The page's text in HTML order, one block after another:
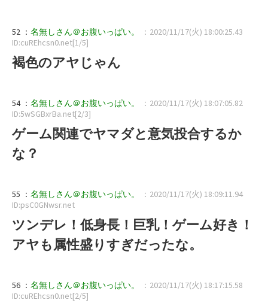
52 ： 名無しさん＠お腹いっぱい。
：2020/11/17(火) 18:00:25.43
ID:cuREhcsn0.net[1/5]
褐色のアヤじゃん
54 ： 名無しさん＠お腹いっぱい。
：2020/11/17(火) 18:07:05.82
ID:5wSGBxrBa.net[2/3]
ゲーム関連でヤマダと意気投合するか
な？
55 ： 名無しさん＠お腹いっぱい。
：2020/11/17(火) 18:09:11.94
ID:psC0GNwsr.net
ツンデレ！低身長！巨乳！ゲーム好き！
アヤも属性盛りすぎだったな。
56 ： 名無しさん＠お腹いっぱい。
：2020/11/17(火) 18:17:15.58
ID:cuREhcsn0.net[2/5]